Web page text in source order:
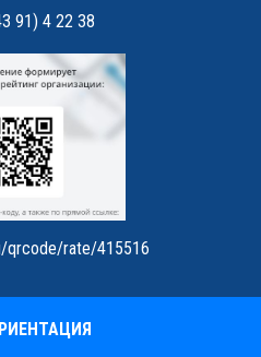
91) 4 22 38
qrcode/rate/415516